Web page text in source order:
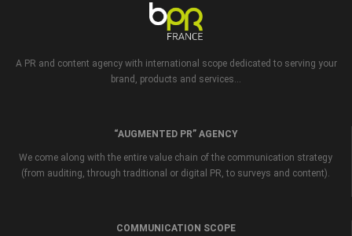
A PR and content agency with international scope dedicated to serving your
brand, products and services...
“AUGMENTED PR” AGENCY
We come along with the entire value chain of the communication strategy
(from auditing, through traditional or digital PR, to surveys and content).
COMMUNICATION SCOPE